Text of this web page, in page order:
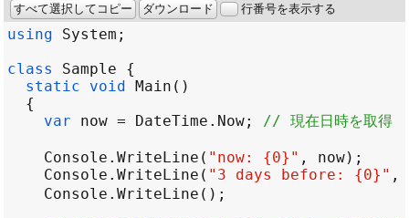
すべて選択してコピー
ダウンロード 行番号を表示する
using System
class
Sample
static
void Main
var
now = DateTime . Now; // 現在日時を取得
Console . WriteLine ( "now: {0}" , now
Console . WriteLine ( "3 days before: {0}" ,
Console . WriteLine